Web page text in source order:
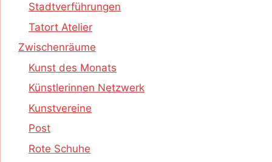
Stadtverführungen
Tatort Atelier
Zwischenräume
Kunst des Monats
Künstlerinnen Netzwerk
Kunstvereine
Post
Rote Schuhe